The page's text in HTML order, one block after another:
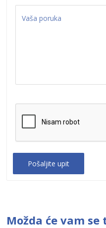
Možda će vam